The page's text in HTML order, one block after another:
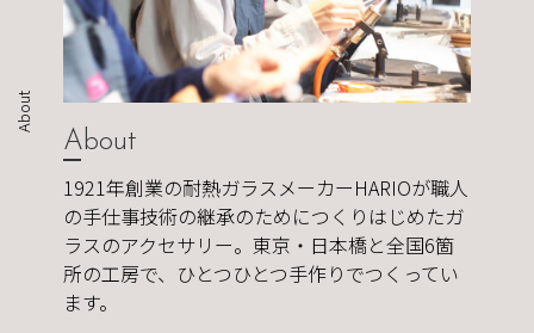
About
About
1921年創業の耐熱ガラスメーカーHARIOが職人
の手仕事技術の継承のためにつくりはじめたガ
ラスのアクセサリー。東京・日本橋と全国6箇
所の工房で、ひとつひとつ手作りでつくってい
ます。